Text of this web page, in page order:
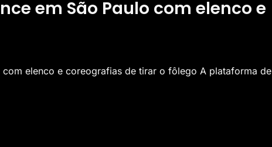
em São Paulo com elenco e
com elenco e coreografias de tirar o fôlego A plataforma de